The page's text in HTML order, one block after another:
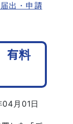
・魅力 産業・しごと
防災
出・申請
有料
月01日